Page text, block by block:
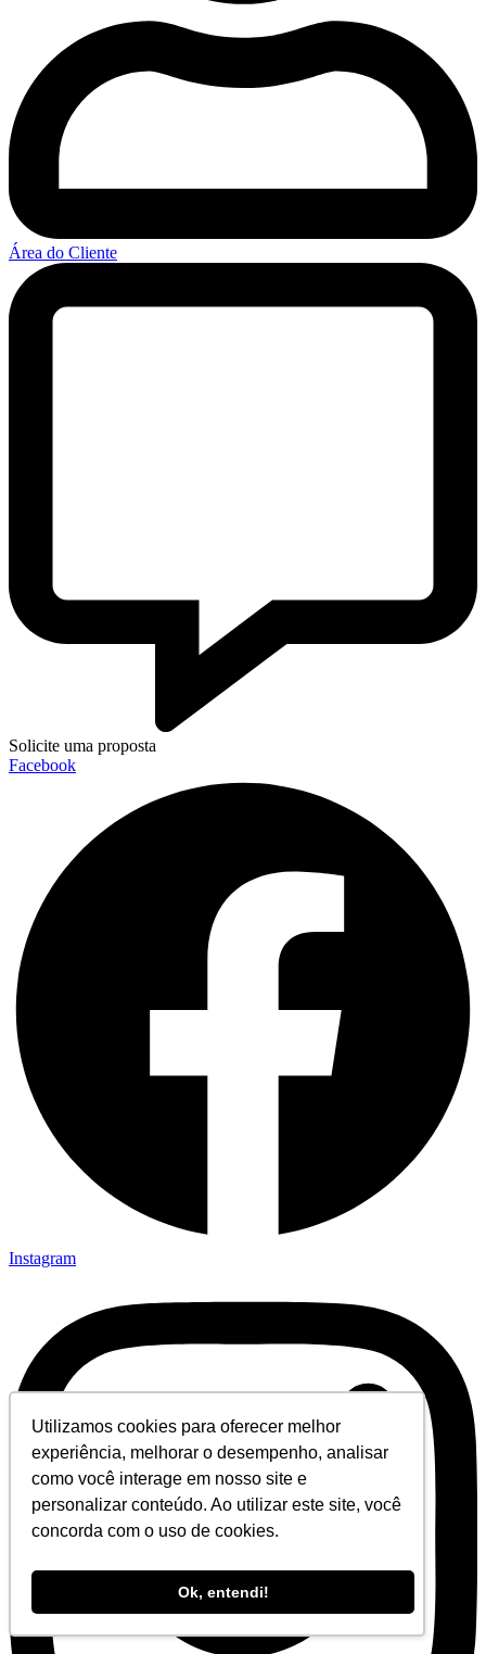
Utilizamos cookies para oferecer melhor
experiência, melhorar o desempenho, analisar
como você interage em nosso site e
personalizar conteúdo. Ao utilizar este site, você
concorda com o uso de cookies.
Ok, entendi!
Área do Cliente
Solicite uma proposta
Facebook
Instagram